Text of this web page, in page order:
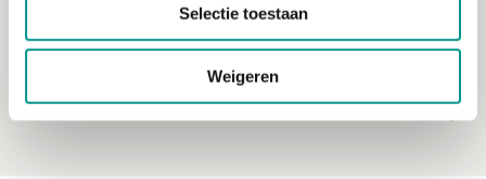
Selectie toestaan
Weigeren
Bezoekadres